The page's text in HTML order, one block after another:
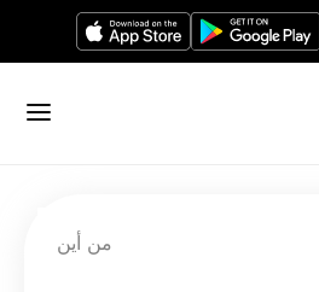
من أين